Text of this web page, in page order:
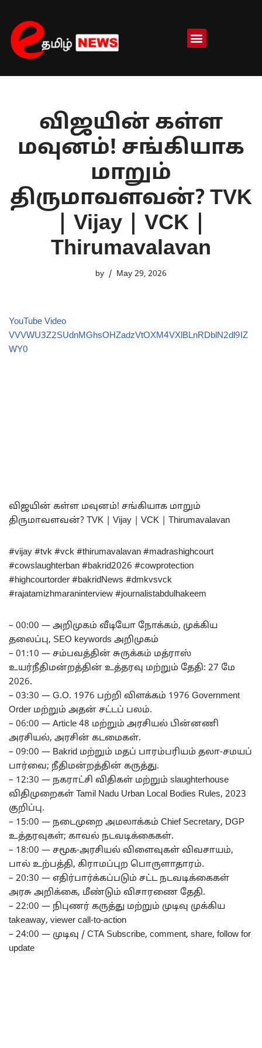
Skip
to
content
விஜயின் கள்ள
மவுனம்! சங்கியாக
மாறும்
திருமாவளவன்? TVK
| Vijay | VCK |
Thirumavalavan
by May 29, 2026
YouTube Video
VVVWU3Z2SUdnMGhsOHZadzVtOXM4VXlBLnRDblN2dl9IZ
WY0
விஜயின் கள்ள மவுனம்! சங்கியாக மாறும்
திருமாவளவன்? TVK | Vijay | VCK | Thirumavalavan
#vijay #tvk #vck #thirumavalavan #madrashighcourt
#cowslaughterban #bakrid2026 #cowprotection
#highcourtorder #bakridNews #dmkvsvck
#rajatamizhmaraninterview #journalistabdulhakeem
– 00:00 — அறிமுகம் வீடியோ நோக்கம், முக்கிய
தலைப்பு, SEO keywords அறிமுகம்
– 01:10 — சம்பவத்தின் சுருக்கம் மத்ராஸ்
உயர்நீதிமன்றத்தின் உத்தரவு மற்றும் தேதி: 27 மே
2026.
– 03:30 — G.O. 1976 பற்றி விளக்கம் 1976 Government
Order மற்றும் அதன் சட்டப் பலம்.
– 06:00 — Article 48 மற்றும் அரசியல் பின்னணி
அரசியல், அரசின் கடமைகள்.
– 09:00 — Bakrid மற்றும் மதப் பாரம்பரியம் தலா‑சமயப்
பார்வை; நீதிமன்றத்தின் கருத்து.
– 12:30 — நகராட்சி விதிகள் மற்றும் slaughterhouse
விதிமுறைகள் Tamil Nadu Urban Local Bodies Rules, 2023
குறிப்பு.
– 15:00 — நடைமுறை அமலாக்கம் Chief Secretary, DGP
உத்தரவுகள்; காவல் நடவடிக்கைகள்.
– 18:00 — சமூக‑அரசியல் விளைவுகள் விவசாயம்,
பால் உற்பத்தி, கிராமப்புற பொருளாதாரம்.
– 20:30 — எதிர்பார்க்கப்படும் சட்ட நடவடிக்கைகள்
அரசு அறிக்கை, மீண்டும் விசாரணை தேதி.
– 22:00 — நிபுணர் கருத்து மற்றும் முடிவு முக்கிய
takeaway, viewer call‑to‑action
– 24:00 — முடிவு / CTA Subscribe, comment, share, follow for
update